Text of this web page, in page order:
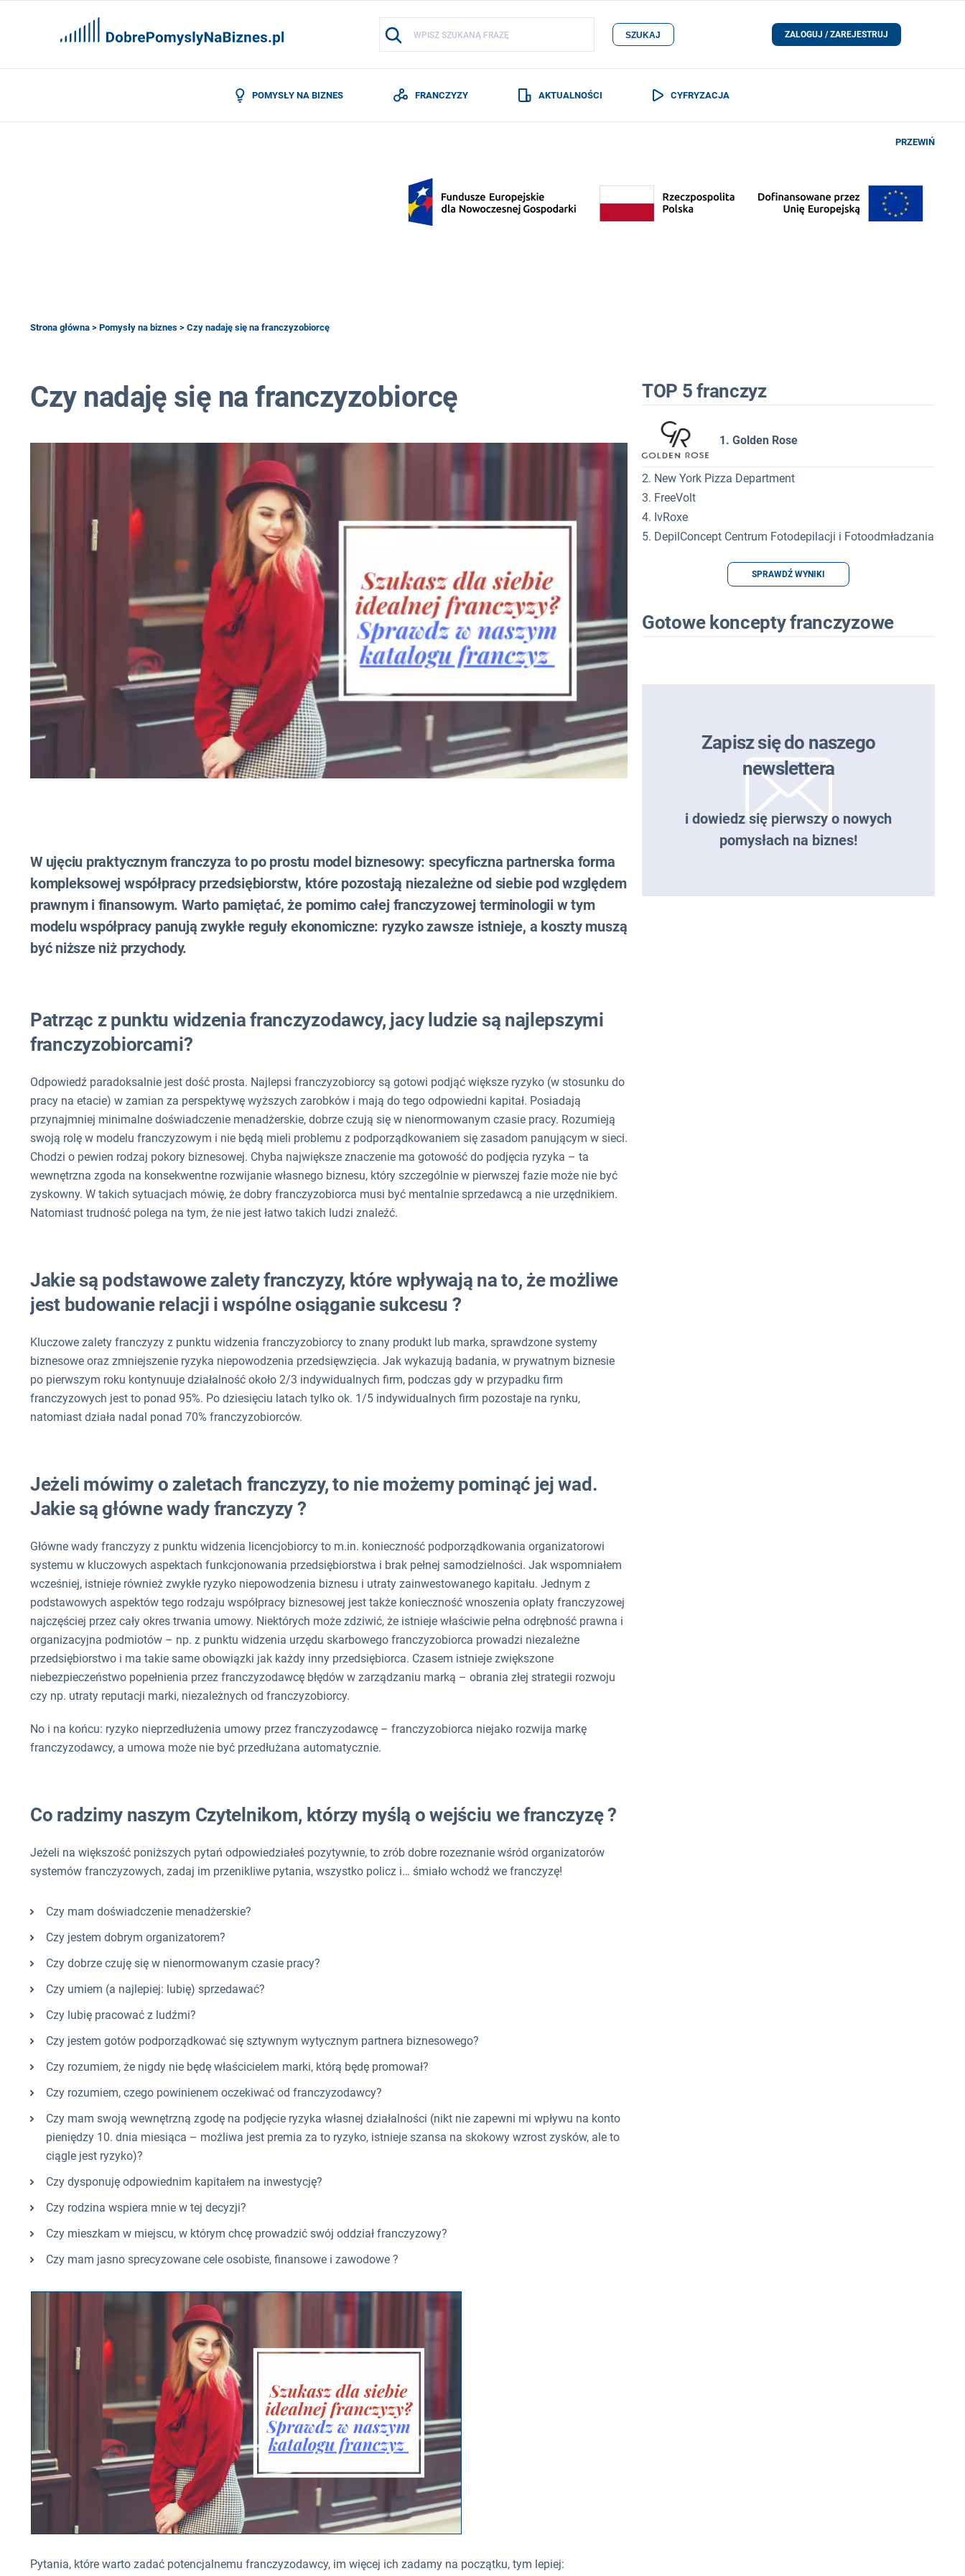
SZUKAJ ZALOGUJ / ZAREJESTRUJ
POMYSŁY NA BIZNES FRANCZYZY AKTUALNOŚCI CYFRYZACJA
PRZEWIŃ
Strona główna > Pomysły na biznes > Czy nadaję się na franczyzobiorcę
Czy nadaję się na franczyzobiorcę
W ujęciu praktycznym franczyza to po prostu model biznesowy: specyficzna partnerska forma
kompleksowej współpracy przedsiębiorstw, które pozostają niezależne od siebie pod względem
prawnym i finansowym. Warto pamiętać, że pomimo całej franczyzowej terminologii w tym
modelu współpracy panują zwykłe reguły ekonomiczne: ryzyko zawsze istnieje, a koszty muszą
być niższe niż przychody.
Patrząc z punktu widzenia franczyzodawcy, jacy ludzie są najlepszymi
franczyzobiorcami?
Odpowiedź paradoksalnie jest dość prosta. Najlepsi franczyzobiorcy są gotowi podjąć większe ryzyko (w stosunku do
pracy na etacie) w zamian za perspektywę wyższych zarobków i mają do tego odpowiedni kapitał. Posiadają
przynajmniej minimalne doświadczenie menadżerskie, dobrze czują się w nienormowanym czasie pracy. Rozumieją
swoją rolę w modelu franczyzowym i nie będą mieli problemu z podporządkowaniem się zasadom panującym w sieci.
Chodzi o pewien rodzaj pokory biznesowej. Chyba największe znaczenie ma gotowość do podjęcia ryzyka – ta
wewnętrzna zgoda na konsekwentne rozwijanie własnego biznesu, który szczególnie w pierwszej fazie może nie być
zyskowny. W takich sytuacjach mówię, że dobry franczyzobiorca musi być mentalnie sprzedawcą a nie urzędnikiem.
Natomiast trudność polega na tym, że nie jest łatwo takich ludzi znaleźć.
Jakie są podstawowe zalety franczyzy, które wpływają na to, że możliwe
jest budowanie relacji i wspólne osiąganie sukcesu ?
Kluczowe zalety franczyzy z punktu widzenia franczyzobiorcy to znany produkt lub marka, sprawdzone systemy
biznesowe oraz zmniejszenie ryzyka niepowodzenia przedsięwzięcia. Jak wykazują badania, w prywatnym biznesie
po pierwszym roku kontynuuje działalność około 2/3 indywidualnych firm, podczas gdy w przypadku firm
franczyzowych jest to ponad 95%. Po dziesięciu latach tylko ok. 1/5 indywidualnych firm pozostaje na rynku,
natomiast działa nadal ponad 70% franczyzobiorców.
Jeżeli mówimy o zaletach franczyzy, to nie możemy pominąć jej wad.
Jakie są główne wady franczyzy ?
Główne wady franczyzy z punktu widzenia licencjobiorcy to m.in. konieczność podporządkowania organizatorowi
systemu w kluczowych aspektach funkcjonowania przedsiębiorstwa i brak pełnej samodzielności. Jak wspomniałem
wcześniej, istnieje również zwykłe ryzyko niepowodzenia biznesu i utraty zainwestowanego kapitału. Jednym z
podstawowych aspektów tego rodzaju współpracy biznesowej jest także konieczność wnoszenia opłaty franczyzowej
najczęściej przez cały okres trwania umowy. Niektórych może zdziwić, że istnieje właściwie pełna odrębność prawna i
organizacyjna podmiotów – np. z punktu widzenia urzędu skarbowego franczyzobiorca prowadzi niezależne
przedsiębiorstwo i ma takie same obowiązki jak każdy inny przedsiębiorca. Czasem istnieje zwiększone
niebezpieczeństwo popełnienia przez franczyzodawcę błędów w zarządzaniu marką – obrania złej strategii rozwoju
czy np. utraty reputacji marki, niezależnych od franczyzobiorcy.
No i na końcu: ryzyko nieprzedłużenia umowy przez franczyzodawcę – franczyzobiorca niejako rozwija markę
franczyzodawcy, a umowa może nie być przedłużana automatycznie.
Co radzimy naszym Czytelnikom, którzy myślą o wejściu we franczyzę ?
Jeżeli na większość poniższych pytań odpowiedziałeś pozytywnie, to zrób dobre rozeznanie wśród organizatorów
systemów franczyzowych, zadaj im przenikliwe pytania, wszystko policz i… śmiało wchodź we franczyzę!
Czy mam doświadczenie menadżerskie?
Czy jestem dobrym organizatorem?
Czy dobrze czuję się w nienormowanym czasie pracy?
Czy umiem (a najlepiej: lubię) sprzedawać?
Czy lubię pracować z ludźmi?
Czy jestem gotów podporządkować się sztywnym wytycznym partnera biznesowego?
Czy rozumiem, że nigdy nie będę właścicielem marki, którą będę promował?
Czy rozumiem, czego powinienem oczekiwać od franczyzodawcy?
Czy mam swoją wewnętrzną zgodę na podjęcie ryzyka własnej działalności (nikt nie zapewni mi wpływu na konto
pieniędzy 10. dnia miesiąca – możliwa jest premia za to ryzyko, istnieje szansa na skokowy wzrost zysków, ale to
ciągle jest ryzyko)?
Czy dysponuję odpowiednim kapitałem na inwestycję?
Czy rodzina wspiera mnie w tej decyzji?
Czy mieszkam w miejscu, w którym chcę prowadzić swój oddział franczyzowy?
Czy mam jasno sprecyzowane cele osobiste, finansowe i zawodowe ?
Pytania, które warto zadać potencjalnemu franczyzodawcy, im więcej ich zadamy na początku, tym lepiej:
TOP 5 franczyz
1. Golden Rose
2. New York Pizza Department
3. FreeVolt
4. IvRoxe
5. DepilConcept Centrum Fotodepilacji i Fotoodmładzania
SPRAWDŹ WYNIKI
Gotowe koncepty franczyzowe
Zapisz się do naszego
newslettera
i dowiedz się pierwszy o nowych
pomysłach na biznes!